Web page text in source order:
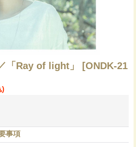
「Ray of light」 [ONDK-21
)
事項